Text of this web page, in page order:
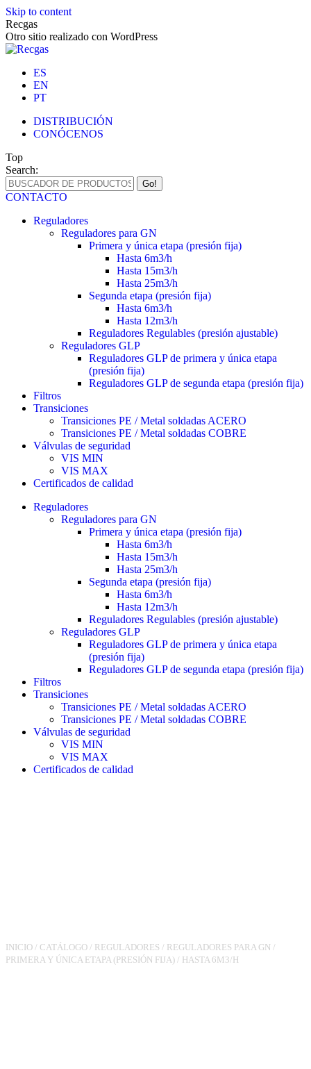
Skip to content
Recgas
Otro sitio realizado con WordPress
ES
EN
PT
DISTRIBUCIÓN
CONÓCENOS
Top
Search:
CONTACTO
Reguladores
Reguladores para GN
Primera y única etapa (presión fija)
Hasta 6m3/h
Hasta 15m3/h
Hasta 25m3/h
Segunda etapa (presión fija)
Hasta 6m3/h
Hasta 12m3/h
Reguladores Regulables (presión ajustable)
Reguladores GLP
Reguladores GLP de primera y única etapa
(presión fija)
Reguladores GLP de segunda etapa (presión fija)
Filtros
Transiciones
Transiciones PE / Metal soldadas ACERO
Transiciones PE / Metal soldadas COBRE
Válvulas de seguridad
VIS MIN
VIS MAX
Certificados de calidad
Reguladores
Reguladores para GN
Primera y única etapa (presión fija)
Hasta 6m3/h
Hasta 15m3/h
Hasta 25m3/h
Segunda etapa (presión fija)
Hasta 6m3/h
Hasta 12m3/h
Reguladores Regulables (presión ajustable)
Reguladores GLP
Reguladores GLP de primera y única etapa
(presión fija)
Reguladores GLP de segunda etapa (presión fija)
Filtros
Transiciones
Transiciones PE / Metal soldadas ACERO
Transiciones PE / Metal soldadas COBRE
Válvulas de seguridad
VIS MIN
VIS MAX
Certificados de calidad
INICIO / CATÁLOGO / REGULADORES / REGULADORES PARA GN /
PRIMERA Y ÚNICA ETAPA (PRESIÓN FIJA) / HASTA 6M3/H